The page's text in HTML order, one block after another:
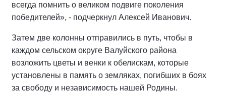
всегда помнить о великом подвиге поколения
победителей», - подчеркнул Алексей Иванович.
Затем две колонны отправились в путь, чтобы в
каждом сельском округе Валуйского района
возложить цветы и венки к обелискам, которые
установлены в память о земляках, погибших в боях
за свободу и независимость нашей Родины.